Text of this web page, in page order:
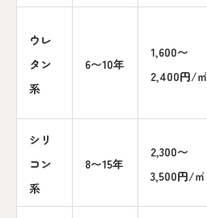
ウレ
タン
系
6〜10年
1,600〜
2,400円/㎡
シリ
コン
系
8〜15年
2,300〜
3,500円/㎡